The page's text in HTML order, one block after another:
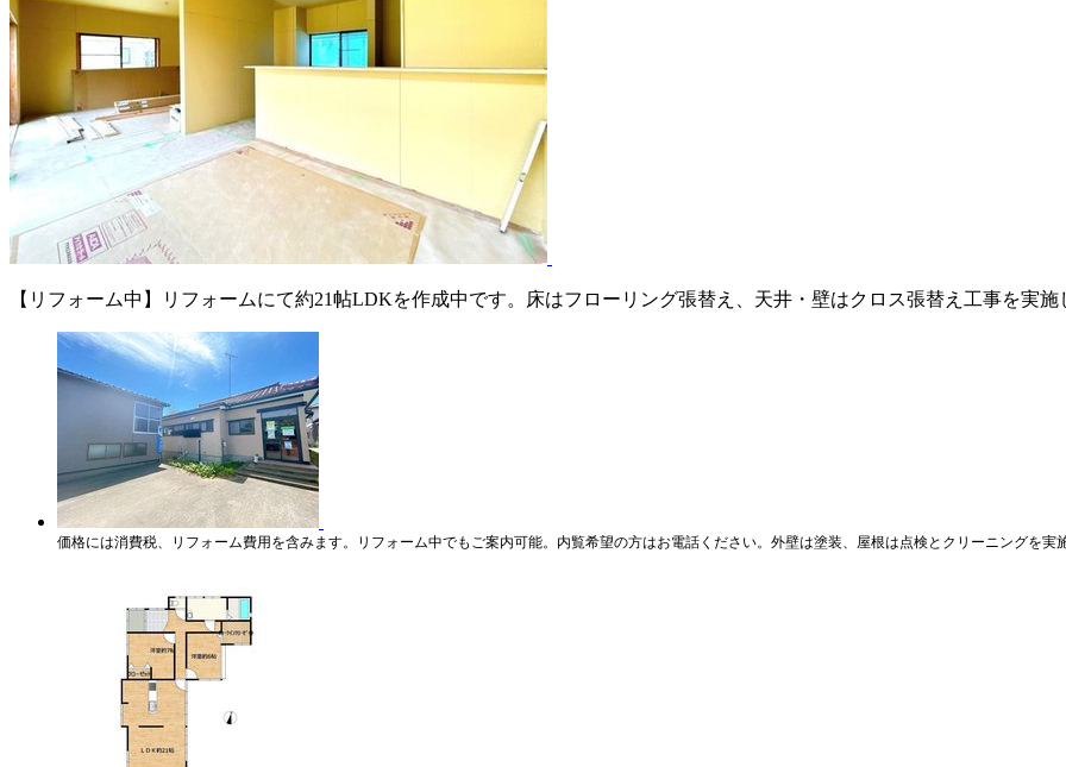
【リフォーム中】リフォームにて約21帖LDKを作成中です。床はフローリング張替え、天井・壁はクロス張替え工事を実施
価格には消費税、リフォーム費用を含みます。リフォーム中でもご案内可能。内覧希望の方はお電話ください。外壁は塗装、屋根は点検とクリーニングを実